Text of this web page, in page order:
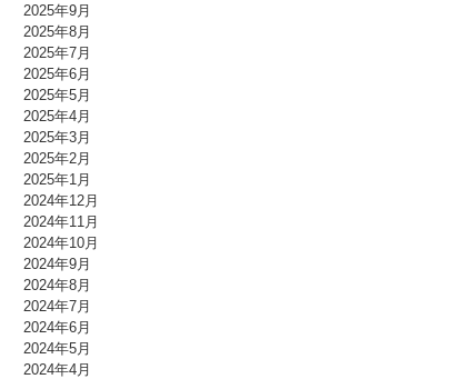
2025年9月
2025年8月
2025年7月
2025年6月
2025年5月
2025年4月
2025年3月
2025年2月
2025年1月
2024年12月
2024年11月
2024年10月
2024年9月
2024年8月
2024年7月
2024年6月
2024年5月
2024年4月